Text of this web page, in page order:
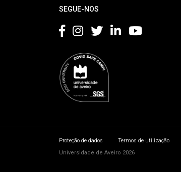
SEGUE-NOS
Proteção de dados Termos de utilização
Universidade de Aveiro 2026